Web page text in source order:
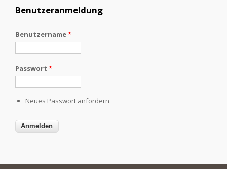
Benutzeranmeldung
Benutzername*
Passwort *
Neues Passwort anfordern